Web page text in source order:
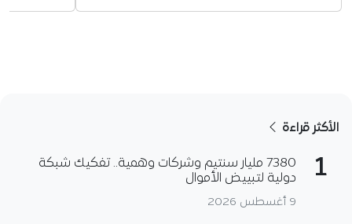
الأكثر قراءة
1
7380 مليار سنتيم وشركات وهمية.. تفكيك شبكة
دولية لتبييض الأموال
9 أغسطس 2026